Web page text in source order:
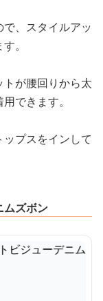
、スタイルアッ
。
が腰回りから太
できます。
プスをインして
ムズボン